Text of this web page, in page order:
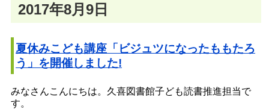
2017年8月9日
夏休みこども講座「ビジュツになったももたろ
う」を開催しました!
みなさんこんにちは。久喜図書館子ども読書推進担当で
す。